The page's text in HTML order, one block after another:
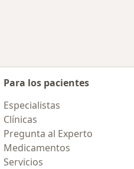
Para los pacientes
Especialistas
Clínicas
Pregunta al Experto
Medicamentos
Servicios